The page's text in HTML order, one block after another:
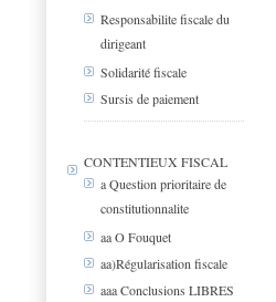
Responsabilite fiscale du
dirigeant
Solidarité fiscale
Sursis de paiement
CONTENTIEUX FISCAL
a Question prioritaire de
constitutionnalite
aa O Fouquet
aa)Régularisation fiscale
aaa Conclusions LIBRES